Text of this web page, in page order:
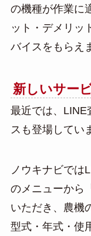
の機種が作業に
ット・デメリッ
バイスをもらえ
新しいサー
最近では、LINE
スも登場してい
ノウキナビでは
のメニューから
いただき、農機
型式・年式・使